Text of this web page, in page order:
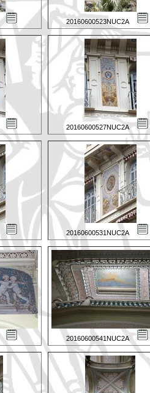
20160600523NUC2A
20160600527NUC2A
20160600531NUC2A
20160600541NUC2A